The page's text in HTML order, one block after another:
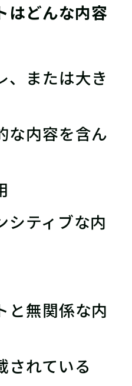
はどんな内容
、または大き
な内容を含ん
シティブな内
と無関係な内
されている